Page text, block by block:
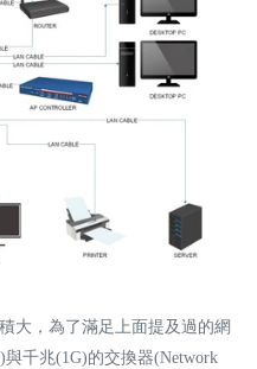
大，為了滿足上面提及過的網
千兆(1G)的交換器(Network